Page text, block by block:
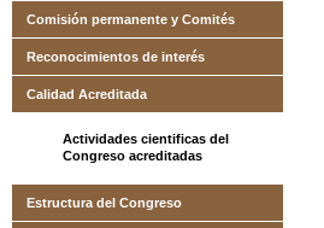
Comisión permanente y Comités
Reconocimientos de interés
Calidad Acreditada
Actividades cientificas del
Congreso acreditadas
Estructura del Congreso